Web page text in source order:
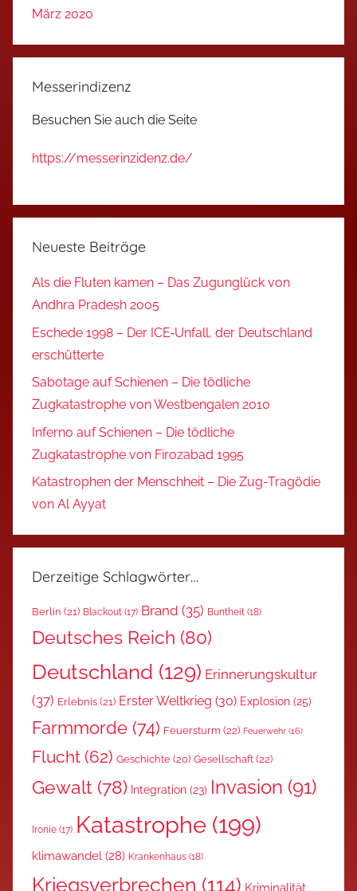
März 2020
Messerindizenz
Besuchen Sie auch die Seite
https://messerinzidenz.de/
Neueste Beiträge
Als die Fluten kamen – Das Zugunglück von
Andhra Pradesh 2005
Eschede 1998 – Der ICE‑Unfall, der Deutschland
erschütterte
Sabotage auf Schienen – Die tödliche
Zugkatastrophe von Westbengalen 2010
Inferno auf Schienen – Die tödliche
Zugkatastrophe von Firozabad 1995
Katastrophen der Menschheit – Die Zug-Tragödie
von Al Ayyat
Derzeitige Schlagwörter…
Berlin (21) Blackout (17) Brand (35) Buntheit (18)
Deutsches Reich (80)
Deutschland (129) Erinnerungskultur
(37) Erlebnis (21) Erster Weltkrieg (30) Explosion (25)
Farmmorde (74) Feuersturm (22) Feuerwehr (16)
Flucht (62) Geschichte (20) Gesellschaft(22)
Gewalt (78) Integration (23) Invasion (91)
Ironie (17) Katastrophe (199)
klimawandel (28) Krankenhaus (18)
Kriegsverbrechen (114) Kriminalität